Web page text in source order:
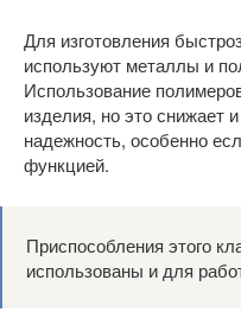
Для изготовления
используют металлы и
Использование
изделия, но это снижает
надежность, особенно
функцией.
Приспособления этого
использованы и для